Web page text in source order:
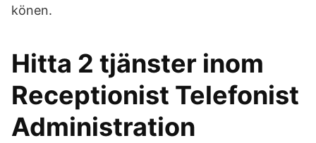
könen.
Hitta 2 tjänster inom
Receptionist Telefonist
Administration